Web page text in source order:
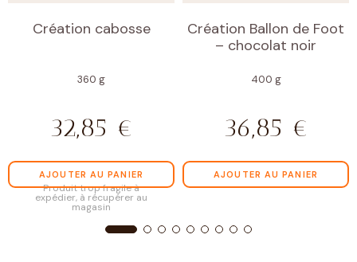
Création cabosse
360 g
32,85 €
AJOUTER AU PANIER
Produit trop fragile à
expédier, à récupérer au
magasin
Création Ballon de Foot
– chocolat noir
400 g
36,85 €
AJOUTER AU PANIER